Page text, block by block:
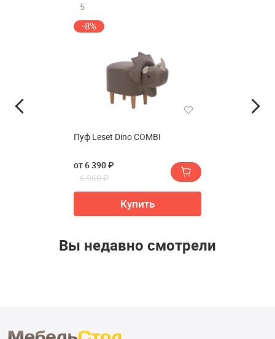
5
-8%
Пуф Leset Dino COMBI
от 6 390 ₽
6 960 ₽
Купить
Вы недавно смотрели